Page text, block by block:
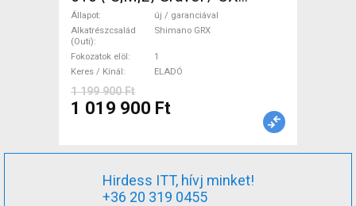
Shimano GRX tárcsafék új /
garanciával ELADÓ
Állapot
új / garanciával
Alkatrészcsalád
(Outi)
Shimano GRX
Fokozatok elöl
1
Keres / Kínál
ELADÓ
1 199 900 Ft
1 019 900 Ft
Hirdess ITT, hívj minket!
+36 20 319 0455